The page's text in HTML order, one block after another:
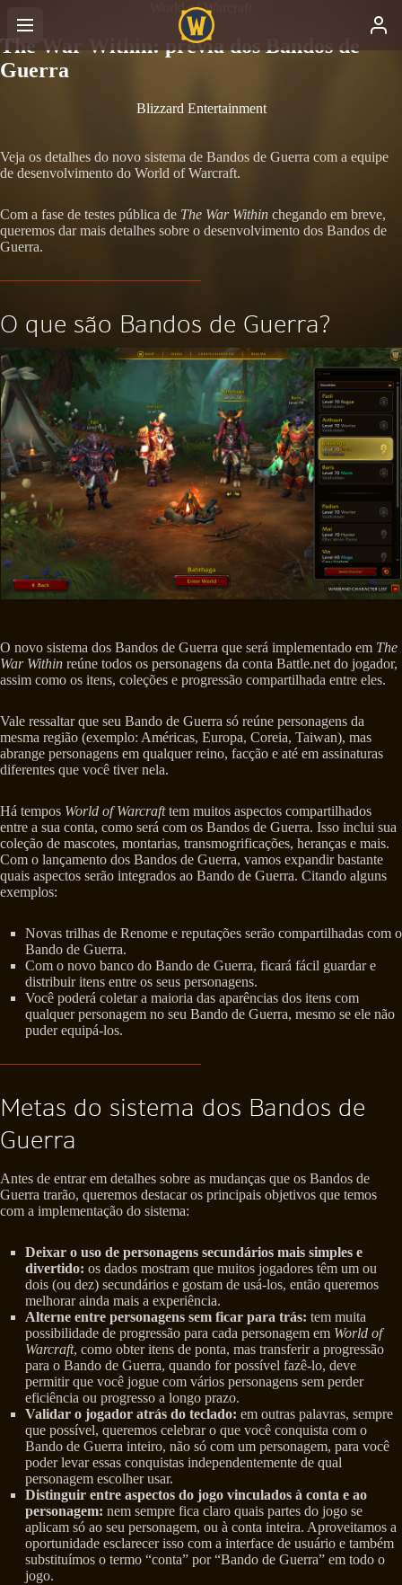
World of Warcraft
The War Within: prévia dos Bandos de
Guerra
Blizzard Entertainment
Veja os detalhes do novo sistema de Bandos de Guerra com a equipe
de desenvolvimento do World of Warcraft.
Com a fase de testes pública de The War Within chegando em breve,
queremos dar mais detalhes sobre o desenvolvimento dos Bandos de
Guerra.
O que são Bandos de Guerra?
O novo sistema dos Bandos de Guerra que será implementado em The
War Within reúne todos os personagens da conta Battle.net do jogador,
assim como os itens, coleções e progressão compartilhada entre eles.
Vale ressaltar que seu Bando de Guerra só reúne personagens da
mesma região (exemplo: Américas, Europa, Coreia, Taiwan), mas
abrange personagens em qualquer reino, facção e até em assinaturas
diferentes que você tiver nela.
Há tempos World of Warcrafttem muitos aspectos compartilhados
entre a sua conta, como será com os Bandos de Guerra. Isso inclui sua
coleção de mascotes, montarias, transmogrificações, heranças e mais.
Com o lançamento dos Bandos de Guerra, vamos expandir bastante
quais aspectos serão integrados ao Bando de Guerra. Citando alguns
exemplos:
Novas trilhas de Renome e reputações serão compartilhadas com o
Bando de Guerra.
Com o novo banco do Bando de Guerra, ficará fácil guardar e
distribuir itens entre os seus personagens.
Você poderá coletar a maioria das aparências dos itens com
qualquer personagem no seu Bando de Guerra, mesmo se ele não
puder equipá-los.
Metas do sistema dos Bandos de
Guerra
Antes de entrar em detalhes sobre as mudanças que os Bandos de
Guerra trarão, queremos destacar os principais objetivos que temos
com a implementação do sistema:
Deixar o uso de personagens secundários mais simples e
divertido: os dados mostram que muitos jogadores têm um ou
dois (ou dez) secundários e gostam de usá-los, então queremos
melhorar ainda mais a experiência.
Alterne entre personagens sem ficar para trás: tem muita
possibilidade de progressão para cada personagem em World of
Warcraft, como obter itens de ponta, mas transferir a progressão
para o Bando de Guerra, quando for possível fazê-lo, deve
permitir que você jogue com vários personagens sem perder
eficiência ou progresso a longo prazo.
Validar o jogador atrás do teclado: em outras palavras, sempre
que possível, queremos celebrar o que você conquista com o
Bando de Guerra inteiro, não só com um personagem, para você
poder levar essas conquistas independentemente de qual
personagem escolher usar.
Distinguir entre aspectos do jogo vinculados à conta e ao
personagem: nem sempre fica claro quais partes do jogo se
aplicam só ao seu personagem, ou à conta inteira. Aproveitamos a
oportunidade esclarecer isso com a interface de usuário e também
substituímos o termo “conta” por “Bando de Guerra” em todo o
jogo.